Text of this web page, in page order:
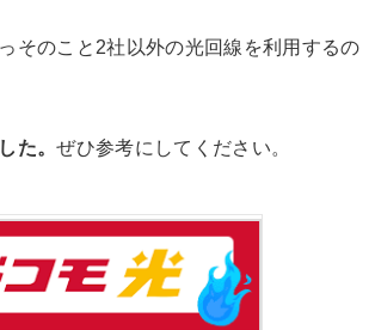
そのこと2社以外の光回線を利用するの
た。ぜひ参考にしてください。